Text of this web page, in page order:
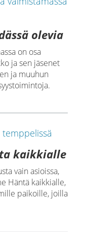
olevia
on osa
ja sen jäsenet
ja muuhun
kaikkialle
vain asioissa,
Häntä kaikkialle,
paikoille, joilla